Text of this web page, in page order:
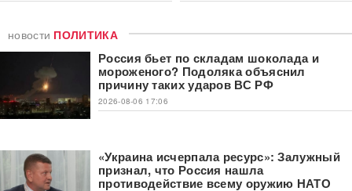
новости ПОЛИТИКА
Россия бьет по складам шоколада и
мороженого? Подоляка объяснил
причину таких ударов ВС РФ
2026-08-06 17:06
«Украина исчерпала ресурс»: Залужный
признал, что Россия нашла
противодействие всему оружию НАТО